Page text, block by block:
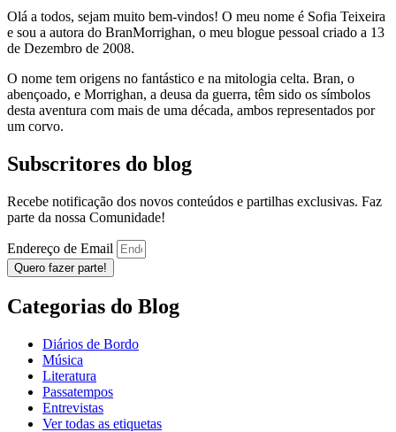
Olá a todos, sejam muito bem-vindos! O meu nome é Sofia Teixeira
e sou a autora do BranMorrighan, o meu blogue pessoal criado a 13
de Dezembro de 2008.
O nome tem origens no fantástico e na mitologia celta. Bran, o
abençoado, e Morrighan, a deusa da guerra, têm sido os símbolos
desta aventura com mais de uma década, ambos representados por
um corvo.
Subscritores do blog
Recebe notificação dos novos conteúdos e partilhas exclusivas. Faz
parte da nossa Comunidade!
Endereço de Email
Quero fazer parte!
Categorias do Blog
Diários de Bordo
Música
Literatura
Passatempos
Entrevistas
Ver todas as etiquetas